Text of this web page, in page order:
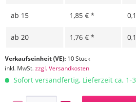
ab 15 1,85 € *
ab 20 1,76 € *
Verkaufseinheit (VE): 10 Stück
inkl. MwSt.zzgl. Versandkosten
Sofort versandfertig, Lieferzeit ca. 1-